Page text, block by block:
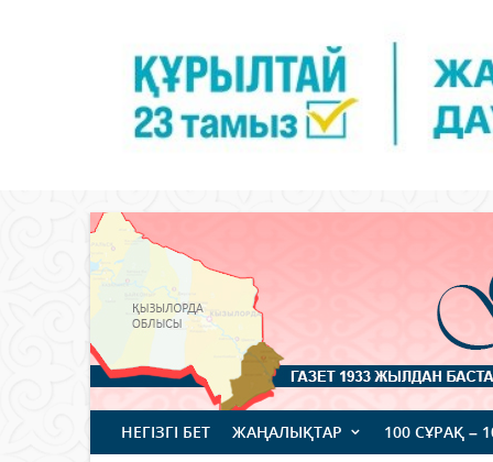
НЕГІЗГІ БЕТ ЖАҢАЛЫҚТАР 100 СҰРАҚ –